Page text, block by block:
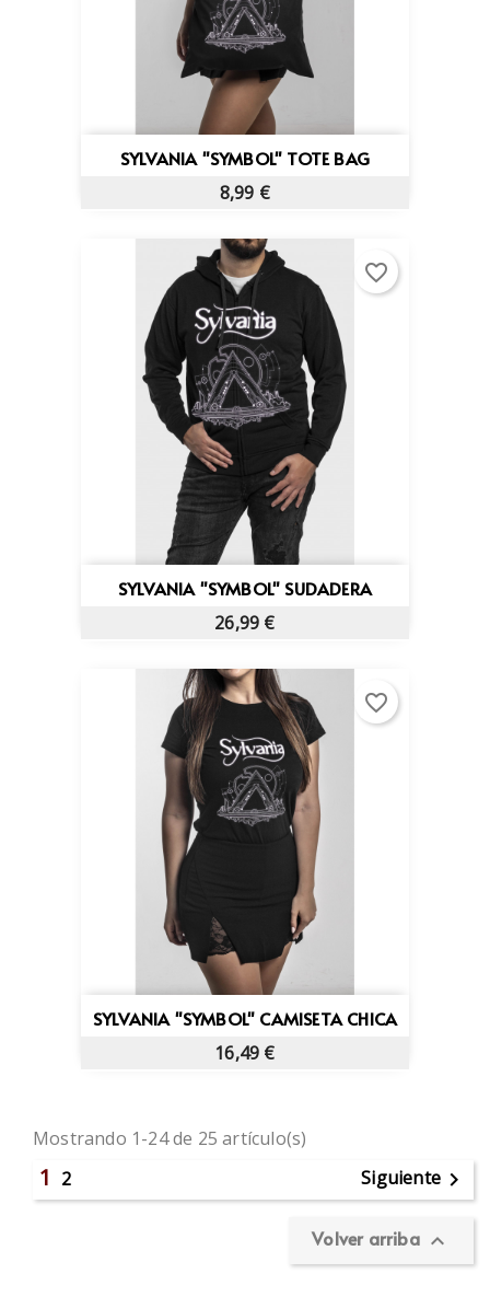
SYLVANIA "SYMBOL" TOTE BAG
8,99 €
SYLVANIA "SYMBOL" SUDADERA
26,99 €
favorite_border
SYLVANIA "SYMBOL" CAMISETA CHICA
16,49 €
favorite_border
Mostrando 1-24 de 25 artículo(s)
1 2 Siguiente 
Volver arriba 